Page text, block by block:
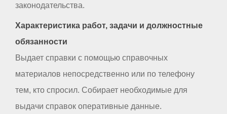
законодательства.
Характеристика работ, задачи и должностные
обязанности
Выдает справки с помощью справочных
материалов непосредственно или по телефону
тем, кто спросил. Собирает необходимые для
выдачи справок оперативные данные.